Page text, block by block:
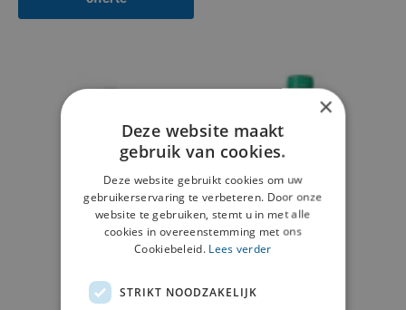
×
Deze website maakt
gebruik van cookies.
Deze website gebruikt cookies om uw
gebruikerservaring te verbeteren. Door onze
website te gebruiken, stemt u in met alle
cookies in overeenstemming met ons
Cookiebeleid. Lees verder
STRIKT NOODZAKELIJK